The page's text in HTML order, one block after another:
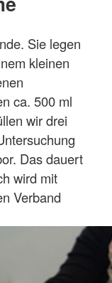
Sie legen
kleinen
ca. 500 ml
wir drei
Das dauert
wird mit
Verband